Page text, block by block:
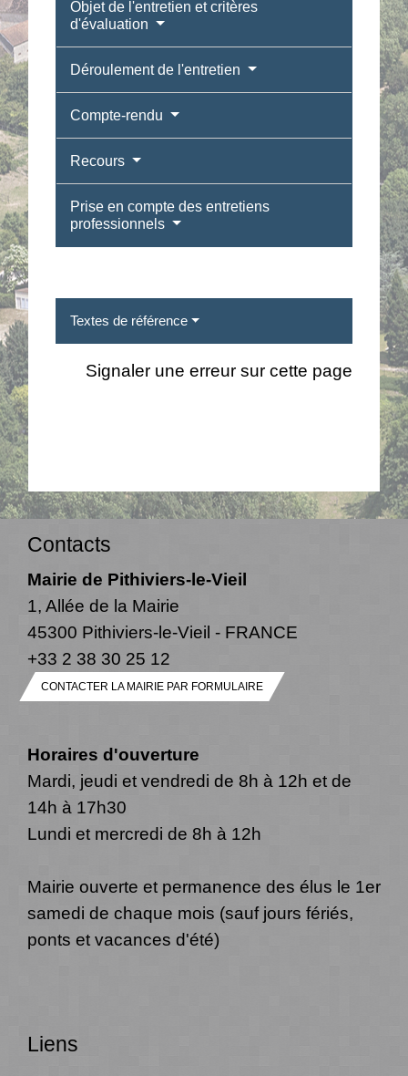
Objet de l'entretien et critères
d'évaluation
Déroulement de l'entretien
Compte-rendu
Recours
Prise en compte des entretiens
professionnels
Textes de référence
Signaler une erreur sur cette page
Contacts
Mairie de Pithiviers-le-Vieil
1, Allée de la Mairie
45300 Pithiviers-le-Vieil - FRANCE
+33 2 38 30 25 12
CONTACTER LA MAIRIE PAR FORMULAIRE
Horaires d'ouverture
Mardi, jeudi et vendredi de 8h à 12h et de
14h à 17h30
Lundi et mercredi de 8h à 12h
Mairie ouverte et permanence des élus le 1er
samedi de chaque mois (sauf jours fériés,
ponts et vacances d'été)
Liens